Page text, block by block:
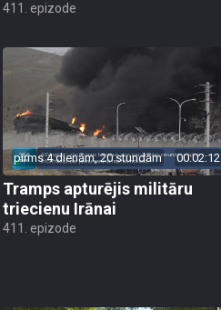
411. epizode
pirms 4 dienām, 20 stundām 00:02:12
Tramps apturējis militāru
triecienu Irānai
411. epizode